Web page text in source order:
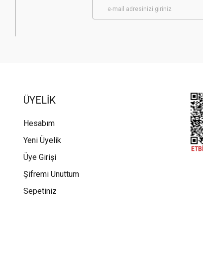
ÜYELİK
Hesabım
Yeni Üyelik
Üye Girişi
Şifremi Unuttum
Sepetiniz